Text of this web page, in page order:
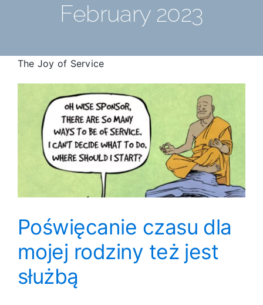
February 2023
The Joy of Service
Poświęcanie czasu dla
mojej rodziny też jest
służbą